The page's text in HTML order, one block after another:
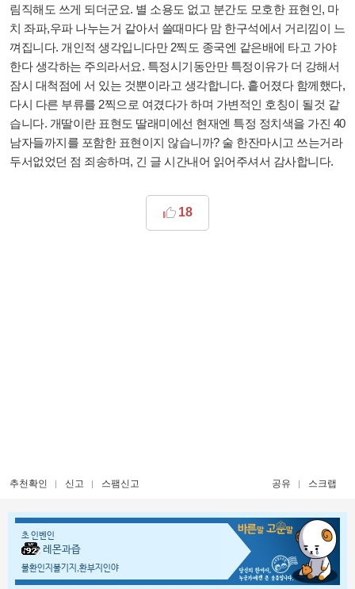
림직해도 쓰게 되더군요. 별 소용도 없고 분간도 모호한 표현인, 마
치 좌파,우파 나누는거 같아서 쓸때마다 맘 한구석에서 거리낌이 느
껴집니다. 개인적 생각입니다만 2찍도 종국엔 같은배에 타고 가야
한다 생각하는 주의라서요. 특정시기동안만 특정이유가 더 강해서
잠시 대척점에 서 있는 것뿐이라고 생각합니다. 흩어졌다 함께했다,
다시 다른 부류를 2찍으로 여겼다가 하며 가변적인 호칭이 될것 같
습니다. 개딸이란 표현도 딸래미에선 현재엔 특정 정치색을 가진 40
남자들까지를 포함한 표현이지 않습니까? 술 한잔마시고 쓰는거라
두서없었던 점 죄송하며, 긴 글 시간내어 읽어주셔서 감사합니다.
18
추천확인 신고 스팸신고 공유 스크랩
초 인벤인
레몬과즙
불환인지불기지,환부지인야